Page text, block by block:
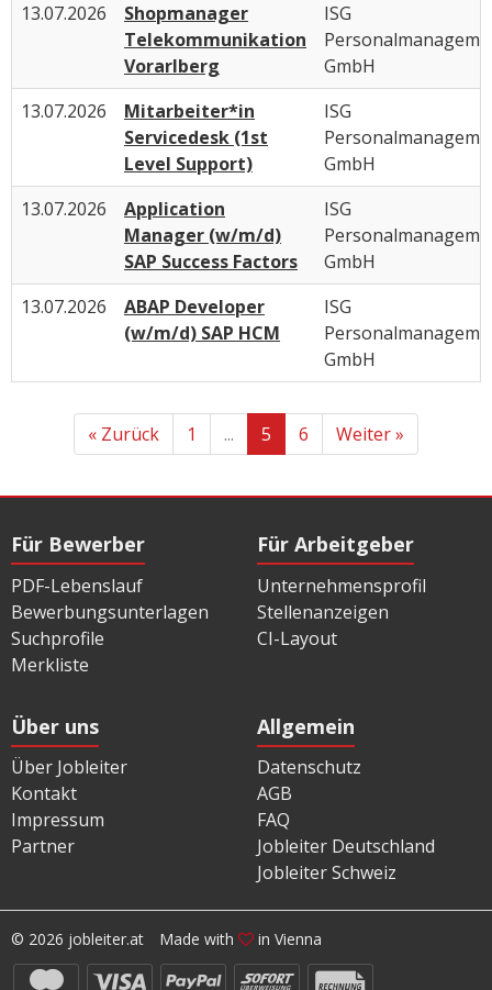
13.07.2026
Shopmanager
Telekommunikation
Vorarlberg
ISG
GmbH
13.07.2026
Mitarbeiter*in
Servicedesk (1st
Level Support)
ISG
GmbH
13.07.2026
Application
Manager (w/m/d)
SAP Success Factors
ISG
GmbH
13.07.2026
ABAP Developer
(w/m/d) SAP HCM
ISG
GmbH
« Zurück 1 ... 5 6 Weiter »
Für Bewerber
PDF-Lebenslauf
Bewerbungsunterlagen
Suchprofile
Merkliste
Für Arbeitgeber
Unternehmensprofil
Stellenanzeigen
CI-Layout
Über uns
Über Jobleiter
Kontakt
Impressum
Partner
Allgemein
Datenschutz
AGB
FAQ
Jobleiter Deutschland
Jobleiter Schweiz
© 2026 jobleiter.at Made with in Vienna